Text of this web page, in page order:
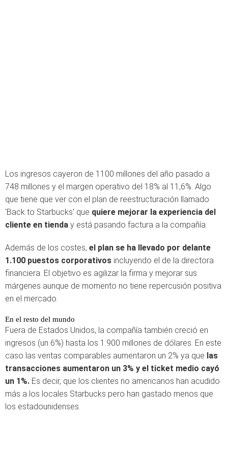
Los ingresos cayeron de 1100 millones del año pasado a
748 millones y el margen operativo del 18% al 11,6%. Algo
que tiene que ver con el plan de reestructuración llamado
'Back to Starbucks' que quiere mejorar la experiencia del
cliente en tienda y está pasando factura a la compañía.
Además de los costes, el plan se ha llevado por delante
1.100 puestos corporativos incluyendo el de la directora
financiera. El objetivo es agilizar la firma y mejorar sus
márgenes aunque de momento no tiene repercusión positiva
en el mercado.
En el resto del mundo
Fuera de Estados Unidos, la compañía también creció en
ingresos (un 6%) hasta los 1.900 millones de dólares. En este
caso las ventas comparables aumentaron un 2% ya que las
transacciones aumentaron un 3% y el ticket medio cayó
un 1%. Es decir, que los clientes no americanos han acudido
más a los locales Starbucks pero han gastado menos que
los estadounidenses.